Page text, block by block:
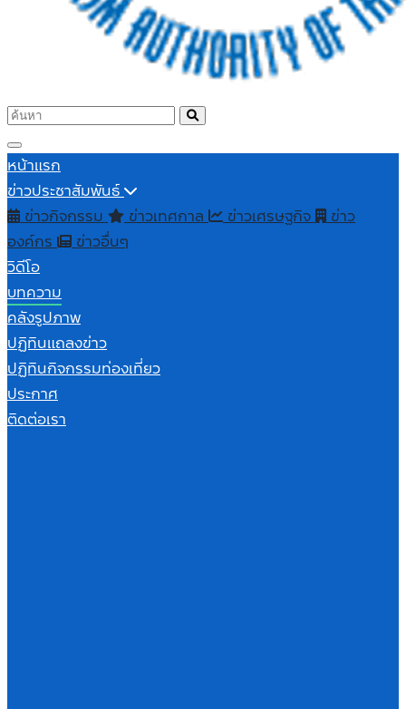
หน้าแรก
ข่าวประชาสัมพันธ์
ข่าวกิจกรรม
ข่าวเทศกาล ข่าวเศรษฐกิจ ข่าว
องค์กร
ข่าวอื่นๆ
วิดีโอ
บทความ
คลังรูปภาพ
ปฏิทินแถลงข่าว
ปฏิทินกิจกรรมท่องเที่ยว
ประกาศ
ติดต่อเรา